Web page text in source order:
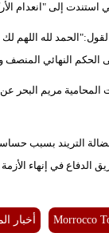
استندت إلى "انعدام
لله اللهم
النهائي المنصف
مريم البحر عن
التريند بسبب
الدفاع في إنهاء الأزمة
Morrocco أخبار